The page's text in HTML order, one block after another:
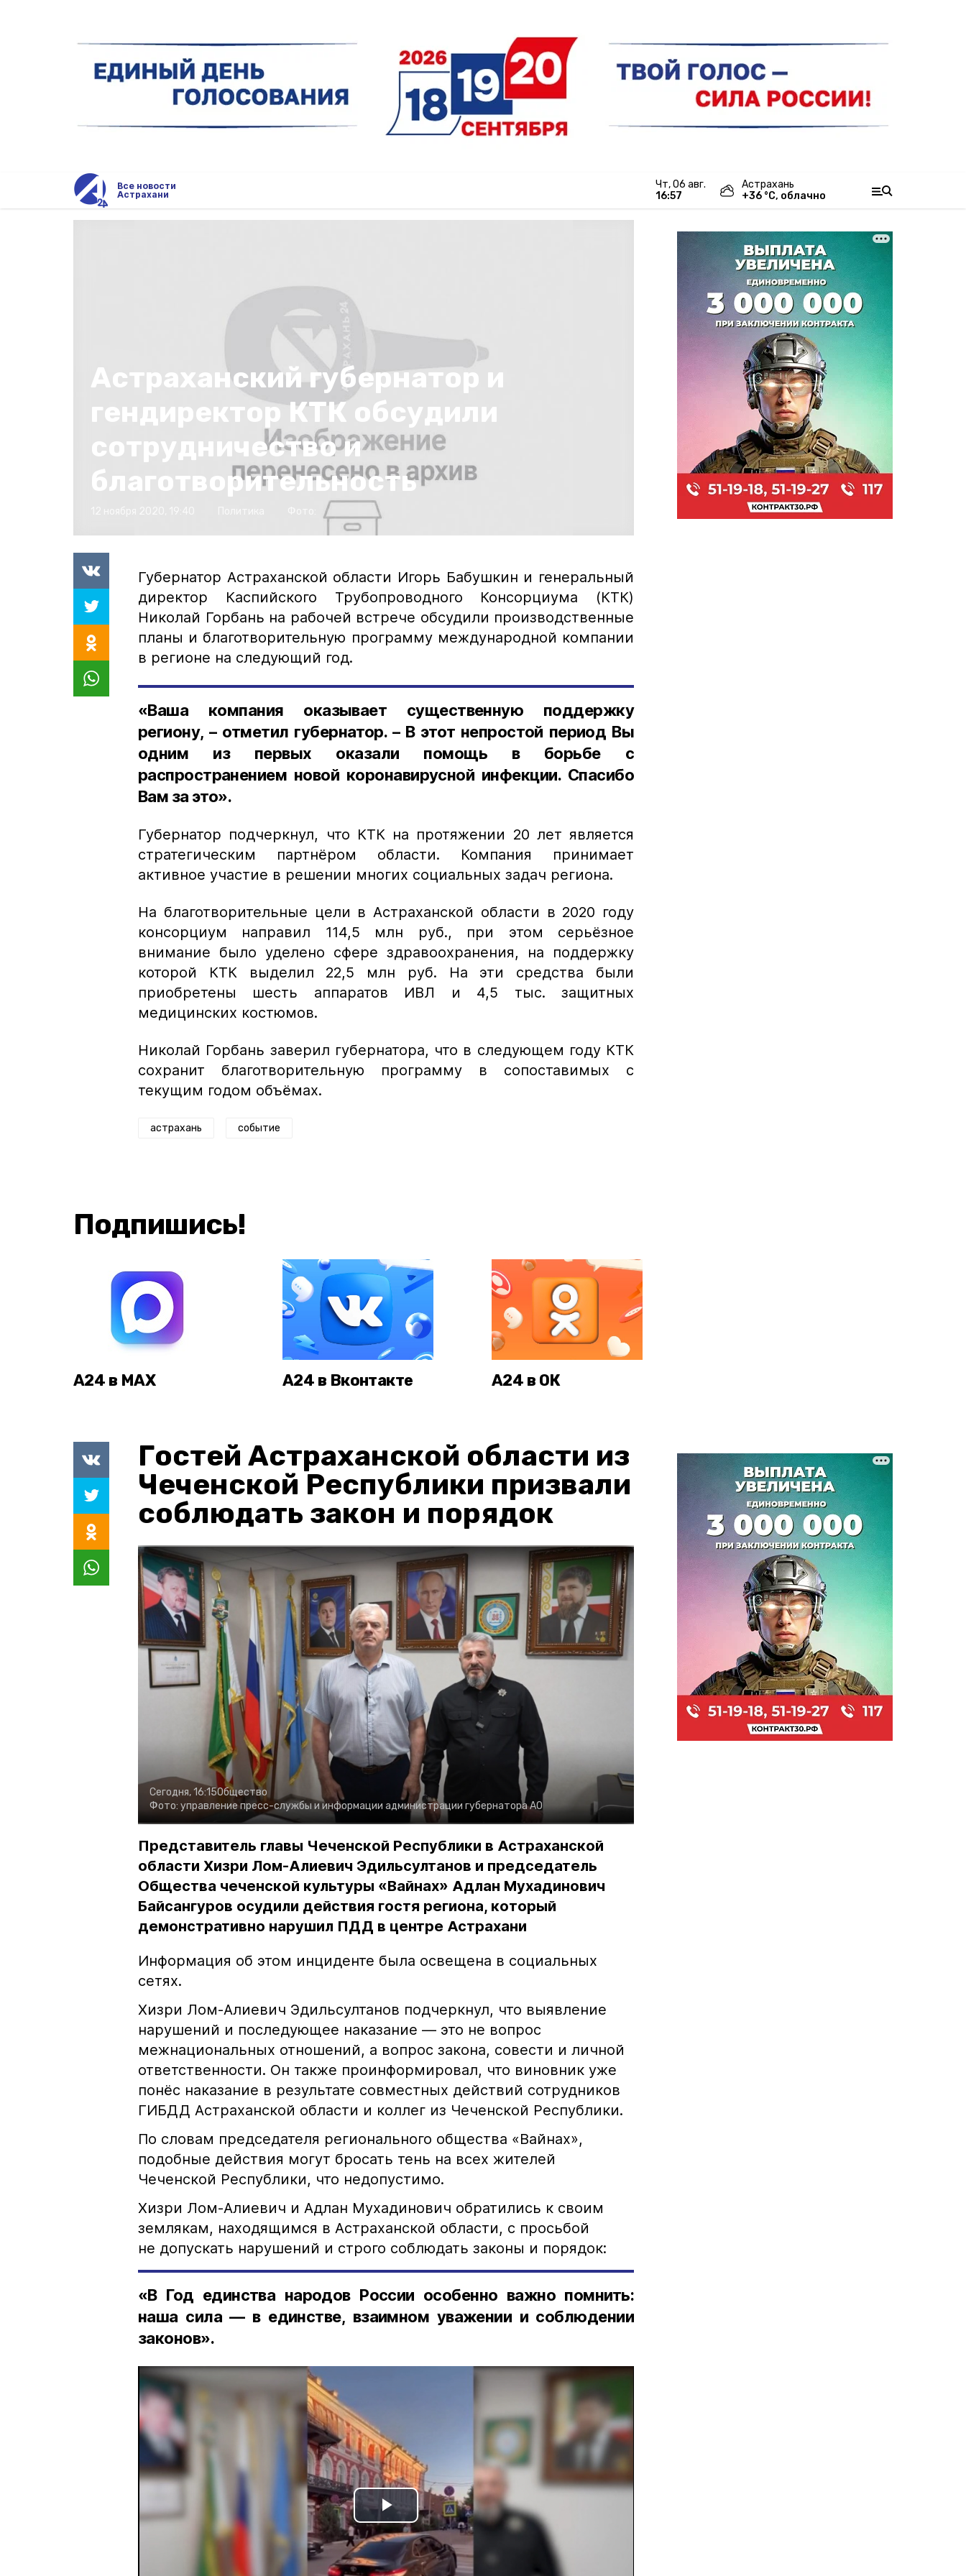
Все новости
Астрахани
чт, 06 авг.
16:57
Астрахань
+36 °С, облачно
Астраханский губернатор и
гендиректор КТК обсудили
сотрудничество и
благотворительность
Губернатор Астраханской области Игорь Бабушкин и генеральный
директор Каспийского Трубопроводного Консорциума (КТК)
Николай Горбань на рабочей встрече обсудили производственные
планы и благотворительную программу международной компании
в регионе на следующий год.
«Ваша компания оказывает существенную поддержку
региону, – отметил губернатор. – В этот непростой период Вы
одним из первых оказали помощь в борьбе с
распространением новой коронавирусной инфекции. Спасибо
Вам за это».
Губернатор подчеркнул, что КТК на протяжении 20 лет является
стратегическим партнёром области. Компания принимает
активное участие в решении многих социальных задач региона.
На благотворительные цели в Астраханской области в 2020 году
консорциум направил 114,5 млн руб., при этом серьёзное
внимание было уделено сфере здравоохранения, на поддержку
которой КТК выделил 22,5 млн руб. На эти средства были
приобретены шесть аппаратов ИВЛ и 4,5 тыс. защитных
медицинских костюмов.
Николай Горбань заверил губернатора, что в следующем году КТК
сохранит благотворительную программу в сопоставимых с
текущим годом объёмах.
астрахань событие
Подпишись!
А24 в MAX А24 в Вконтакте А24 в ОК
Гостей Астраханской области из
Чеченской Республики призвали
соблюдать закон и порядок
Сегодня, 16:15Общество
Фото: управление пресс-службы и информации администрации губернатора АО
Представитель главы Чеченской Республики в Астраханской
области Хизри Лом-Алиевич Эдильсултанов и председатель
Общества чеченской культуры «Вайнах» Адлан Мухадинович
Байсангуров осудили действия гостя региона, который
демонстративно нарушил ПДД в центре Астрахани
Информация об этом инциденте была освещена в социальных
сетях.
Хизри Лом-Алиевич Эдильсултанов подчеркнул, что выявление
нарушений и последующее наказание — это не вопрос
межнациональных отношений, а вопрос закона, совести и личной
ответственности. Он также проинформировал, что виновник уже
понёс наказание в результате совместных действий сотрудников
ГИБДД Астраханской области и коллег из Чеченской Республики.
По словам председателя регионального общества «Вайнах»,
подобные действия могут бросать тень на всех жителей
Чеченской Республики, что недопустимо.
Хизри Лом-Алиевич и Адлан Мухадинович обратились к своим
землякам, находящимся в Астраханской области, с просьбой
не допускать нарушений и строго соблюдать законы и порядок:
«В Год единства народов России особенно важно помнить:
наша сила — в единстве, взаимном уважении и соблюдении
законов».
Play
Video